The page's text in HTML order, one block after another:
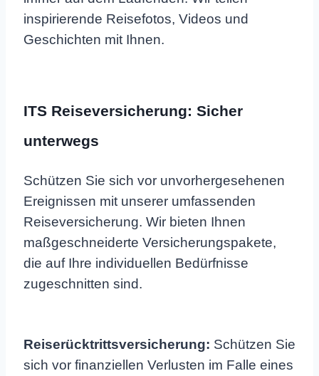
inspirierende Reisefotos, Videos und
Geschichten mit Ihnen.
ITS Reiseversicherung: Sicher
unterwegs
Schützen Sie sich vor unvorhergesehenen
Ereignissen mit unserer umfassenden
Reiseversicherung. Wir bieten Ihnen
maßgeschneiderte Versicherungspakete,
die auf Ihre individuellen Bedürfnisse
zugeschnitten sind.
Reiserücktrittsversicherung: Schützen Sie
sich vor finanziellen Verlusten im Falle eines